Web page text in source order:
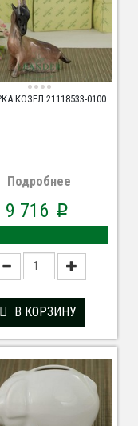
КОЗЕЛ 21118533-0100
Подробнее
9 716 p
В КОРЗИНУ